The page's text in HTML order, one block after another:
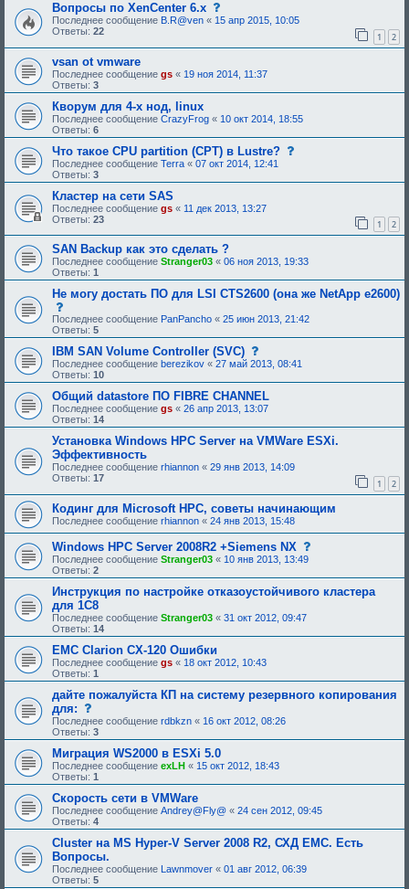
н
и
Вопросы по XenCenter 6.x
о
о
щ
н
е
т
р
е
б
у
ю
щ
е
о
о
б
р
е
н
и
я
Последнее сообщение B.R@ven « 15 апр 2015, 10:05
Ответы: 22 1 2
vsan ot vmware
Последнее сообщение gs « 19 ноя 2014, 11:37
Ответы: 3
Кворум для 4-х нод, linux
Последнее сообщение CrazyFrog « 10 окт 2014, 18:55
Ответы: 6
Что такое CPU partition (CPT) в Lustre?
б
е
т
е
б
ю
щ
е
д
я
Последнее сообщение Terra « 07 окт 2014, 12:41
Ответы: 3
Кластер на сети SAS
Последнее сообщение gs « 11 дек 2013, 13:27
Ответы: 23 1 2
SAN Backup как это сделать ?
Последнее сообщение Stranger03 « 06 ноя 2013, 19:33
Ответы: 1
Не могу достать ПО для LSI CTS2600 (она же NetApp e2600)
о
о
б
щ
е
н
и
е
,
т
р
е
б
у
ю
щ
е
о
д
о
б
р
е
н
и
я
:
Последнее сообщение PanPancho « 25 июн 2013, 21:42
Ответы: 5
IBM SAN Volume Controller (SVC)
о
б
щ
е
н
и
е
,
р
б
ю
щ
е
е
о
о
б
е
н
и
:
Последнее сообщение berezikov « 27 май 2013, 08:41
Ответы: 10
Общий datastore ПО FIBRE CHANNEL
Последнее сообщение gs « 26 апр 2013, 13:07
Ответы: 14
Установка Windows HPC Server на VMWare ESXi.
Эффективность
Последнее сообщение rhiannon « 29 янв 2013, 14:09
Ответы: 17 1 2
Кодинг для Microsoft HPC, советы начинающим
Последнее сообщение rhiannon « 24 янв 2013, 15:48
Windows HPC Server 2008R2 +Siemens NX
б
щ
е
у
е
б
е
и
я
Последнее сообщение Stranger03 « 10 янв 2013, 13:49
Ответы: 2
Инструкция по настройке отказоустойчивого кластера
для 1С8
Последнее сообщение Stranger03 « 31 окт 2012, 09:47
Ответы: 14
EMC Clarion CX-120 Ошибки
Последнее сообщение gs « 18 окт 2012, 10:43
Ответы: 1
дайте пожалуйста КП на систему резервного копирования
для:
о
о
б
щ
е
н
и
е
,
т
р
б
у
ю
щ
Последнее сообщение rdbkzn « 16 окт 2012, 08:26
Ответы: 3
Миграция WS2000 в ESXi 5.0
Последнее сообщение exLH « 15 окт 2012, 18:43
Ответы: 1
Скорость сети в VMWare
Последнее сообщение Andrey@Fly@ « 24 сен 2012, 09:45
Ответы: 4
Cluster на MS Hyper-V Server 2008 R2, СХД EMC. Есть
Вопросы.
Последнее сообщение Lawnmover « 01 авг 2012, 06:39
Ответы: 5